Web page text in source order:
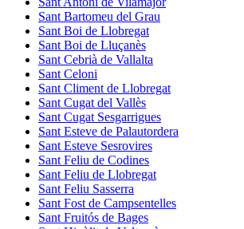
Sant Bartomeu del Grau
Sant Boi de Llobregat
Sant Boi de Lluçanès
Sant Cebrià de Vallalta
Sant Celoni
Sant Climent de Llobregat
Sant Cugat del Vallès
Sant Cugat Sesgarrigues
Sant Esteve de Palautordera
Sant Esteve Sesrovires
Sant Feliu de Codines
Sant Feliu de Llobregat
Sant Feliu Sasserra
Sant Fost de Campsentelles
Sant Fruitós de Bages